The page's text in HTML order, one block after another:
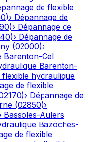
de flexible
)› Dépannage de
)› Dépannage de
)› Dépannage de
(02000)›
Barenton-Cel
Barenton-
flexible hydraulique
de flexible
)› Dépannage de
(02850)›
Bassoles-Aulers
Bazoches-
de flexible